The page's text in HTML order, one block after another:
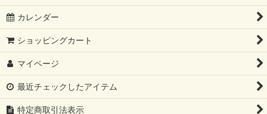
カレンダー
ショッピングカート
マイページ
最近チェックしたアイテム
特定商取引法表示